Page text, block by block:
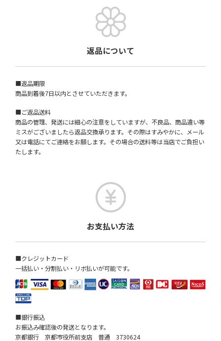
返品について
■返品期限
商品到着後7日以内とさせていただきます。
■ご返品送料
商品の管理、発送には細心の注意をしていますが、不良品、商品違い等
ミスがございましたら返品交換承ります。その際はすみやかに、メール
又は電話にてご連絡をお願します。その場合の送料等は当店でご負担い
たします。
お支払い方法
■クレジットカード
一括払い・分割払い・リボ払いが可能です。
■銀行振込
お振込み確認後の発送となります。
京都銀行 京都市役所前支店 普通 3730624